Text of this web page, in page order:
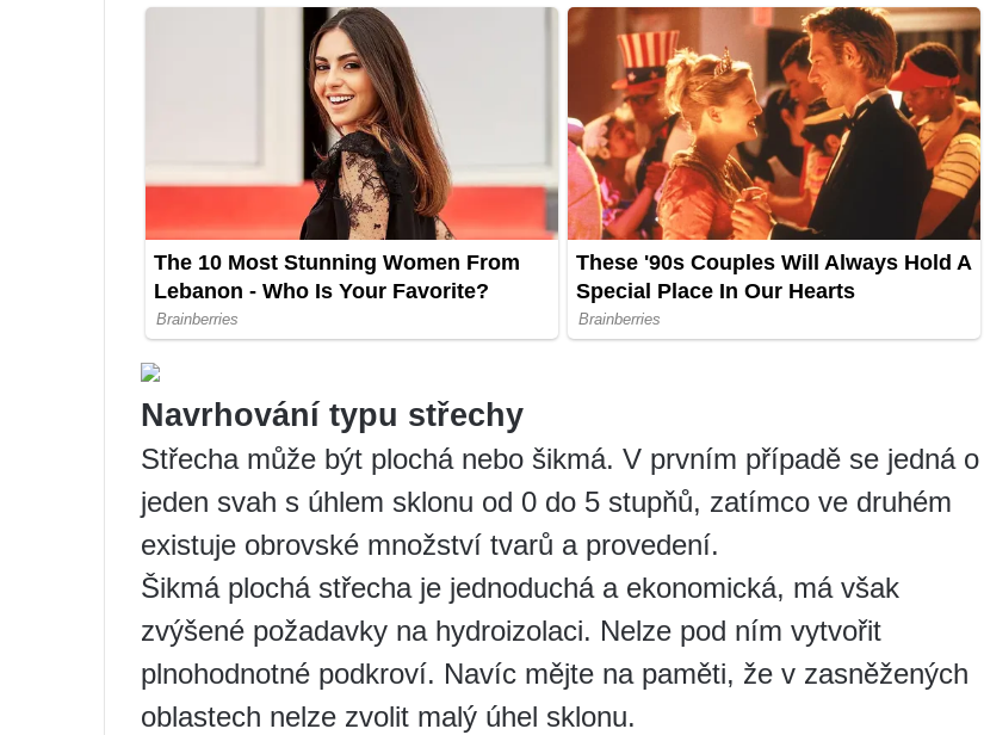
Navrhování typu střechy
Střecha může být plochá nebo šikmá. V prvním případě se jedná o
jeden svah s úhlem sklonu od 0 do 5 stupňů, zatímco ve druhém
existuje obrovské množství tvarů a provedení.
Šikmá plochá střecha je jednoduchá a ekonomická, má však
zvýšené požadavky na hydroizolaci. Nelze pod ním vytvořit
plnohodnotné podkroví. Navíc mějte na paměti, že v zasněžených
oblastech nelze zvolit malý úhel sklonu.